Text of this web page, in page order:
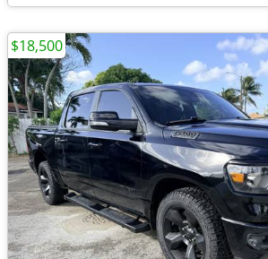
$18,500